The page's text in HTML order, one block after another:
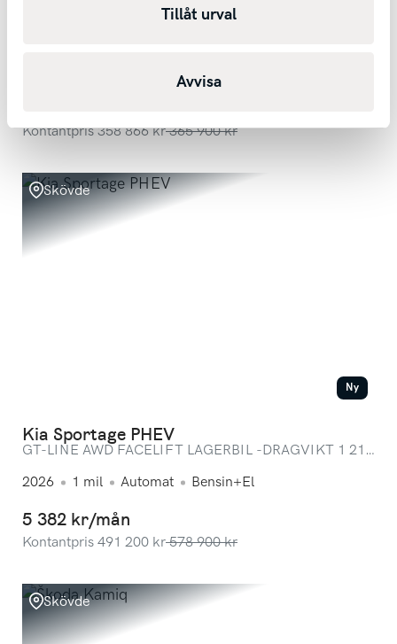
Tillåt urval
Avvisa
Kia EV2 Standard Range
El
Kontantpris 358 866kr 365 900kr
Skövde
Ny
Kia Sportage PHEV
GT-LINE AWD FACELIFT LAGERBIL -DRAGVIKT 1 210
2026
1 mil Automat Bensin+El
5 382 kr/mån
Kontantpris 491 200 kr 578 900kr
Skövde